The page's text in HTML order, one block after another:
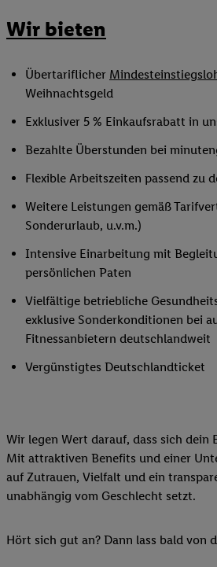
Wir bieten
Übertariflicher
Weihnachtsgeld
Exklusiver 5 % Einkaufsrabatt in
Bezahlte Überstunden bei
Flexible Arbeitszeiten passend zu
Weitere Leistungen gemäß
Sonderurlaub, u.v.m.)
Intensive Einarbeitung mit
persönlichen Paten
Vielfältige betriebliche
exklusive Sonderkonditionen bei
Fitnessanbietern deutschlandweit
Vergünstigtes Deutschlandticket
Wir legen Wert darauf, dass sich dein
Mit attraktiven Benefits und einer
auf Zutrauen, Vielfalt und ein
unabhängig vom Geschlecht setzt.
Hört sich gut an? Dann lass bald von